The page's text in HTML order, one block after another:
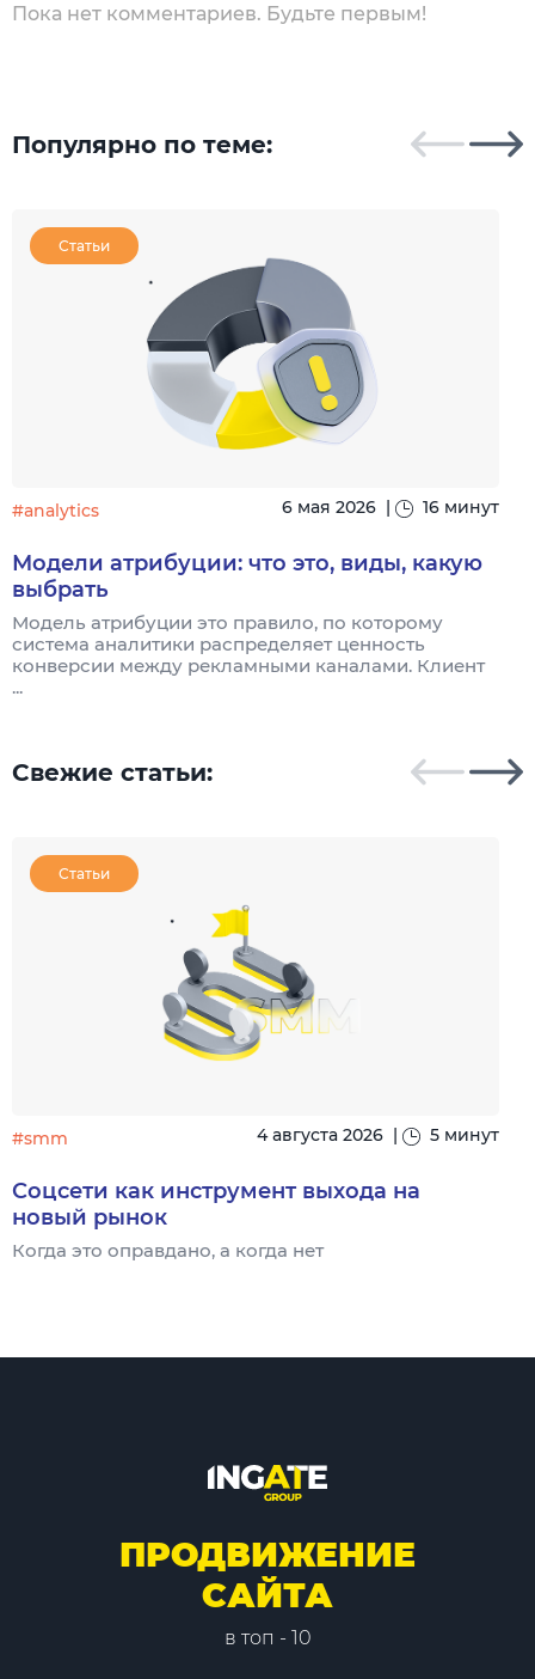
Пока нет комментариев. Будьте первым!
Популярно по теме:
Статьи
#analytics 6 мая 2026 | 16 минут
Модели атрибуции: что это, виды, какую
выбрать
Модель атрибуции это правило, по которому
система аналитики распределяет ценность
конверсии между рекламными каналами. Клиент
...
Свежие статьи:
Статьи
#smm 4 августа 2026 | 5 минут
Соцсети как инструмент выхода на
новый рынок
Когда это оправдано, а когда нет
ПРОДВИЖЕНИЕ
САЙТА
в топ - 10